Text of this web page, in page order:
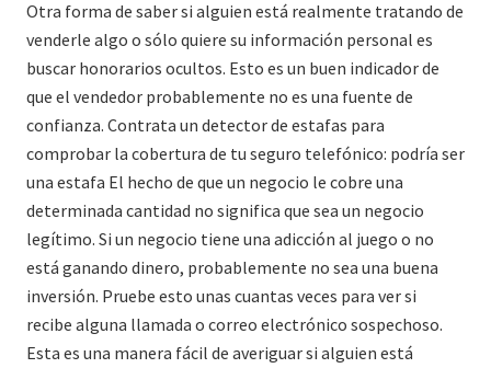
Otra forma de saber si alguien está realmente tratando de
venderle algo o sólo quiere su información personal es
buscar honorarios ocultos. Esto es un buen indicador de
que el vendedor probablemente no es una fuente de
confianza. Contrata un detector de estafas para
comprobar la cobertura de tu seguro telefónico: podría ser
una estafa El hecho de que un negocio le cobre una
determinada cantidad no significa que sea un negocio
legítimo. Si un negocio tiene una adicción al juego o no
está ganando dinero, probablemente no sea una buena
inversión. Pruebe esto unas cuantas veces para ver si
recibe alguna llamada o correo electrónico sospechoso.
Esta es una manera fácil de averiguar si alguien está